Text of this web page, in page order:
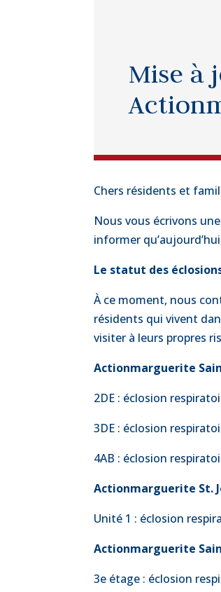
Mise à
Chers résidents et
Nous vous écrivons
informer
Le statut des
À ce moment, nous
résidents qui vivent
visiter à leurs propres
Actionmarguerite
2DE : éclosion
3DE : éclosion
4AB : éclosion
Actionmarguerite St.
Unité 1 : éclosion
Actionmarguerite
3e étage : éclosion